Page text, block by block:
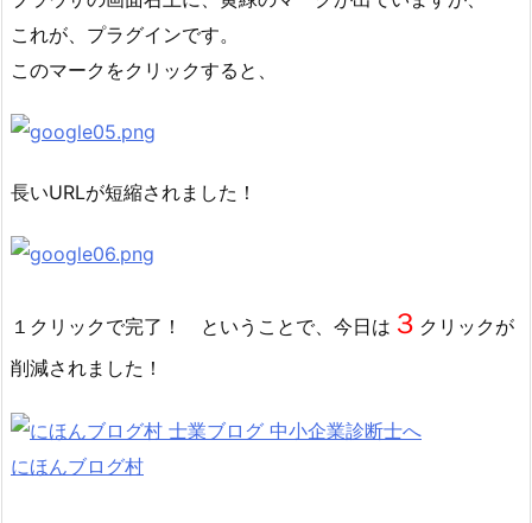
これが、プラグインです。
このマークをクリックすると、
長いURLが短縮されました！
１クリックで完了！ ということで、今日は ３ クリックが
削減されました！
にほんブログ村